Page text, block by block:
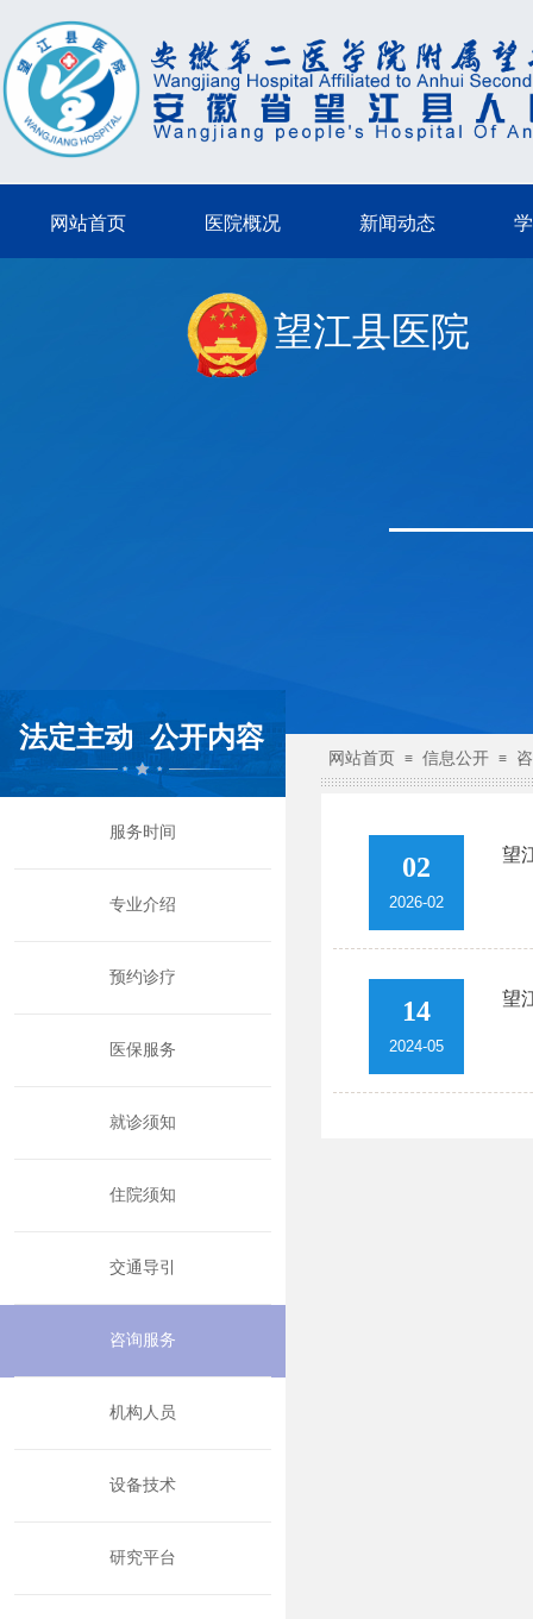
网站首页 医院概况 新闻动态
望江县医院
公开内容
法定主动
网站首页 ≡ 信息公开 ≡
02
2026-02
望
14
2024-05
望
服务时间
专业介绍
预约诊疗
医保服务
就诊须知
住院须知
交通导引
咨询服务
机构人员
设备技术
研究平台